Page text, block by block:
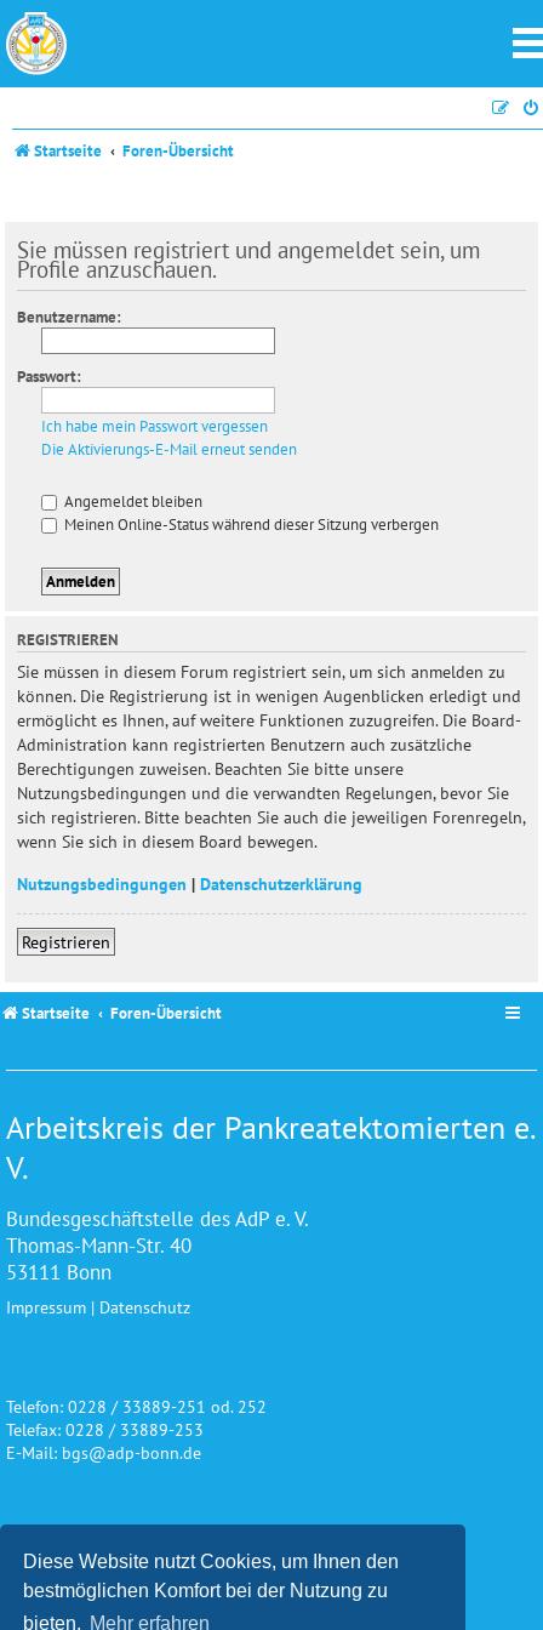
Diese Website nutzt Cookies, um Ihnen den
bestmöglichen Komfort bei der Nutzung zu
bieten. Mehr erfahren
Startseite Foren-Übersicht
Sie müssen registriert und angemeldet sein, um
Profile anzuschauen.
Benutzername:
Passwort:
Ich habe mein Passwort vergessen
Die Aktivierungs-E-Mail erneut senden
Angemeldet bleiben
Meinen Online-Status während dieser Sitzung verbergen
REGISTRIEREN
Sie müssen in diesem Forum registriert sein, um sich anmelden zu
können. Die Registrierung ist in wenigen Augenblicken erledigt und
ermöglicht es Ihnen, auf weitere Funktionen zuzugreifen. Die Board-
Administration kann registrierten Benutzern auch zusätzliche
Berechtigungen zuweisen. Beachten Sie bitte unsere
Nutzungsbedingungen und die verwandten Regelungen, bevor Sie
sich registrieren. Bitte beachten Sie auch die jeweiligen Forenregeln,
wenn Sie sich in diesem Board bewegen.
Nutzungsbedingungen | Datenschutzerklärung
Registrieren
Startseite Foren-Übersicht
Arbeitskreis der Pankreatektomierten e.
V.
Bundesgeschäftstelle des AdP e. V.
Thomas-Mann-Str. 40
53111 Bonn
Impressum | Datenschutz
Telefon: 0228 / 33889-251 od. 252
Telefax: 0228 / 33889-253
E-Mail: bgs@adp-bonn.de
Wir danken für die freundliche
Unterstützung und Förderung